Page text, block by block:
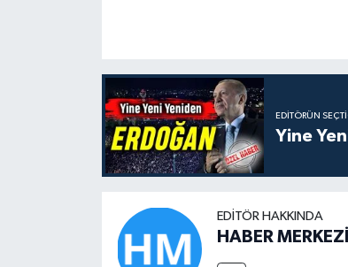
EDITÖRÜN
Yine
EDITÖR HAKKINDA
HABER MERKEZİ